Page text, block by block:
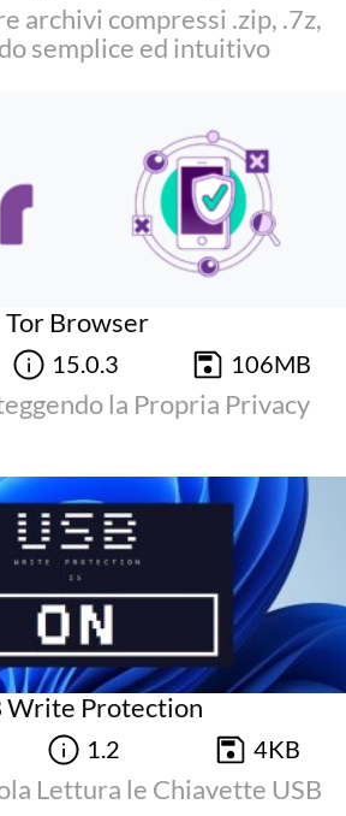
archivi compressi .zip, .7z,
semplice ed intuitivo
Tor Browser
15.0.3 106MB
la Propria Privacy
Write Protection
1.2 4KB
Lettura le Chiavette USB